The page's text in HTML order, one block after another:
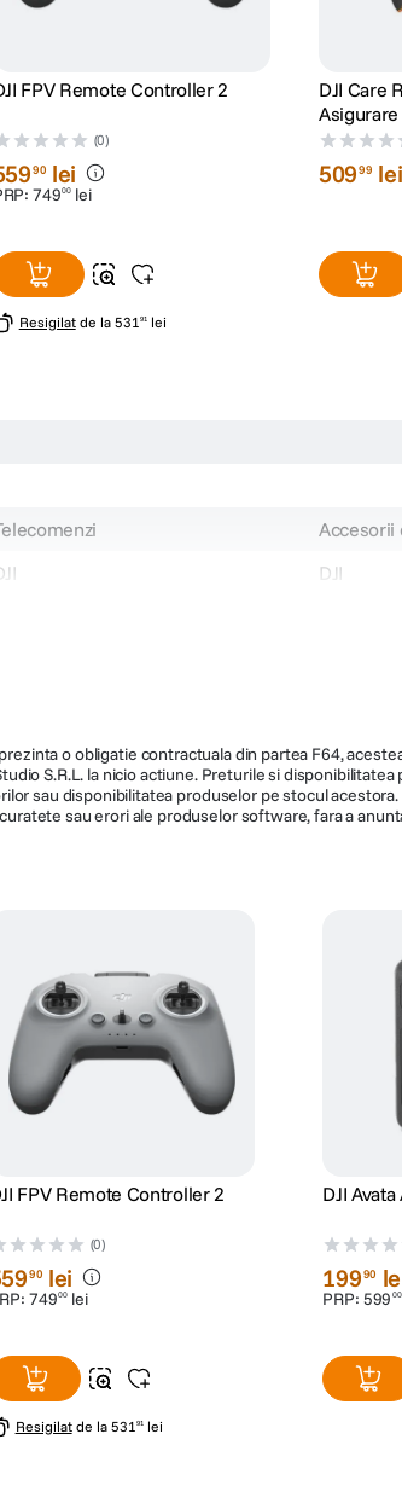
FPV Remote Controller 2
(0)
90 lei
74900 lei
Resigilat de la 53191 lei
DJI Care
Pro
50999 lei
Accesorii
DJI
o obligatie contractuala din partea F64,
S.R.L. la nicio actiune. Preturile si
sau disponibilitatea produselor pe stocul
sau erori ale produselor software, fara a
FPV Remote Controller 2
(0)
90 lei
74900 lei
Resigilat de la 53191 lei
DJI
19990
PRP: 599 00